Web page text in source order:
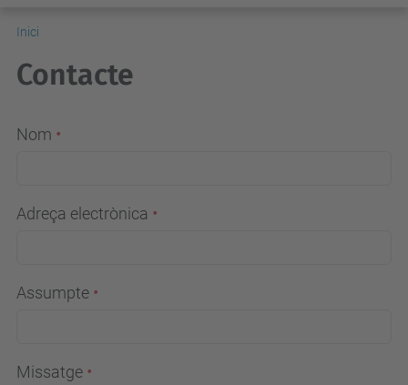
Inici
Contacte
Nom
Adreça electrònica
Assumpte
Missatge